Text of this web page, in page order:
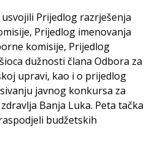
Prijedlog razrješenja
Prijedlog imenovanja
komisije, Prijedlog
dužnosti člana Odbora za
upravi, kao i o prijedlog
javnog konkursa za
Banja Luka. Peta tačka
budžetskih